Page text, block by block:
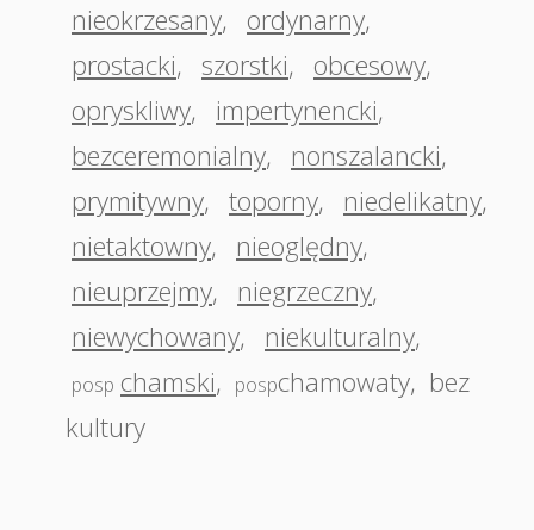
nieokrzesany, ordynarny,
prostacki, szorstki, obcesowy,
opryskliwy, impertynencki,
bezceremonialny, nonszalancki,
prymitywny, toporny, niedelikatny,
nietaktowny, nieoględny,
nieuprzejmy, niegrzeczny,
niewychowany, niekulturalny,
posp chamski, pospchamowaty, bez
kultury